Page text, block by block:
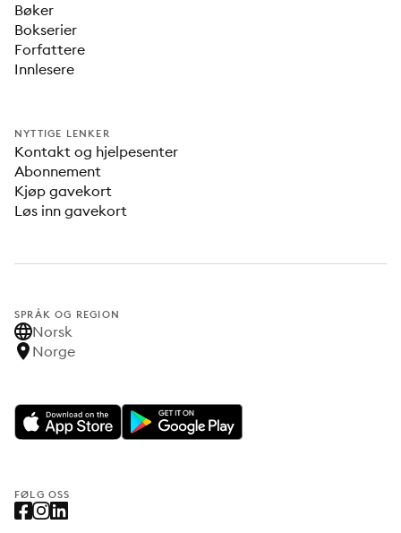
Bøker
Bokserier
Forfattere
Innlesere
NYTTIGE LENKER
Kontakt og hjelpesenter
Abonnement
Kjøp gavekort
Løs inn gavekort
SPRÅK OG REGION
Norsk
Norge
FØLG OSS